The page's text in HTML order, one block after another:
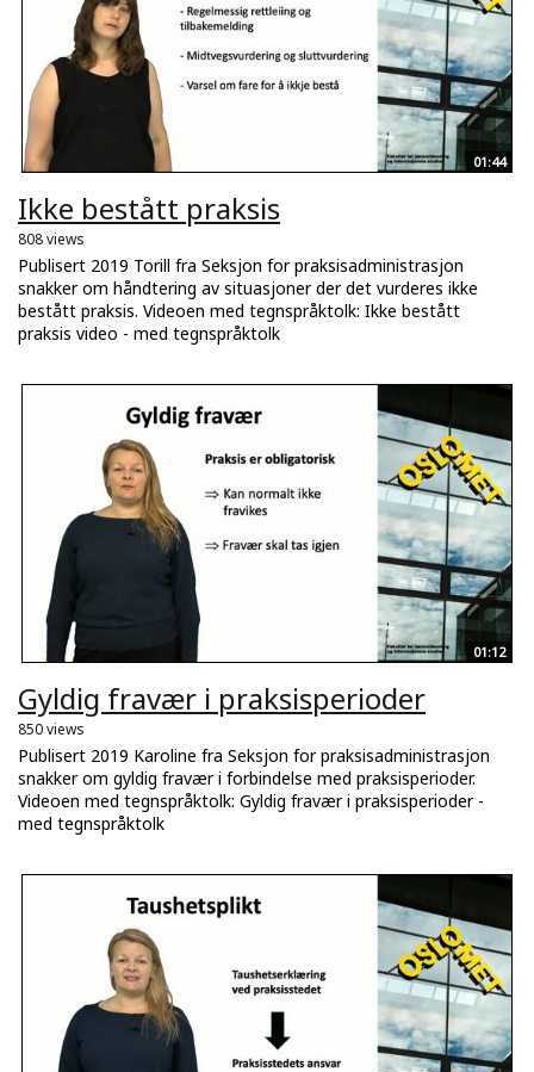
01:44
Ikke bestått praksis
808 views
Publisert 2019 Torill fra Seksjon for praksisadministrasjon
snakker om håndtering av situasjoner der det vurderes ikke
bestått praksis. Videoen med tegnspråktolk: Ikke bestått
praksis video - med tegnspråktolk
01:12
Gyldig fravær i praksisperioder
850 views
Publisert 2019 Karoline fra Seksjon for praksisadministrasjon
snakker om gyldig fravær i forbindelse med praksisperioder.
Videoen med tegnspråktolk: Gyldig fravær i praksisperioder -
med tegnspråktolk